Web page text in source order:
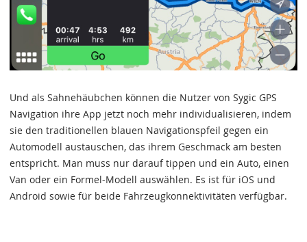
Und als Sahnehäubchen können die Nutzer von Sygic GPS
Navigation ihre App jetzt noch mehr individualisieren, indem
sie den traditionellen blauen Navigationspfeil gegen ein
Automodell austauschen, das ihrem Geschmack am besten
entspricht. Man muss nur darauf tippen und ein Auto, einen
Van oder ein Formel-Modell auswählen. Es ist für iOS und
Android sowie für beide Fahrzeugkonnektivitäten verfügbar.